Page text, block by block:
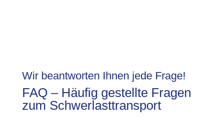
Wir beantworten Ihnen jede Frage!
FAQ – Häufig gestellte Fragen
zum Schwerlasttransport